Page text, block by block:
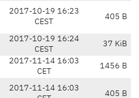
2017-10-19 16:23
CEST
405 B
2017-10-19 16:24
CEST
37 KiB
2017-11-14 16:03
CET
1456 B
2017-11-14 16:03
405 B